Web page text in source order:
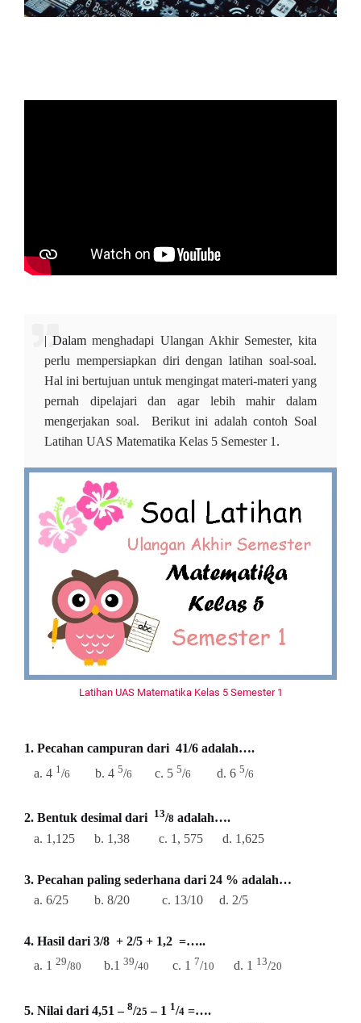
| Dalammenghadapi Ulangan Akhir Semester, kita
perlu mempersiapkan diri dengan latihan soal-soal.
Hal ini bertujuan untuk mengingat materi-materi yang
pernah dipelajari dan agar lebih mahir dalam
mengerjakan soal. Berikut ini adalah contoh Soal
Latihan UAS Matematika Kelas 5 Semester 1.
Latihan UAS Matematika Kelas 5 Semester 1
1. Pecahan campuran dari 41/6 adalah….
a. 4 1 /6 b. 4 5/6 c. 5 5/6 d. 6 5/6
2. Bentuk desimal dari 13/8 adalah….
a. 1,125 b. 1,38 c. 1, 575 d. 1,625
3. Pecahan paling sederhana dari 24 % adalah…
a. 6/25 b. 8/20 c. 13/10 d. 2/5
4. Hasil dari 3/8 + 2/5 + 1,2 =…..
a. 1 29/80 b.1 39/40 c. 1 7/10 d. 1 13/20
5. Nilai dari 4,51 – 8/25 – 1 1/4 =….